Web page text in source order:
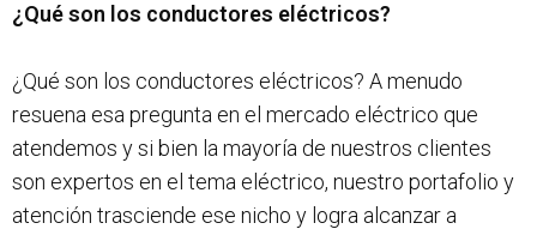
¿Qué son los conductores eléctricos?
¿Qué son los conductores eléctricos? A menudo
resuena esa pregunta en el mercado eléctrico que
atendemos y si bien la mayoría de nuestros clientes
son expertos en el tema eléctrico, nuestro portafolio y
atención trasciende ese nicho y logra alcanzar a